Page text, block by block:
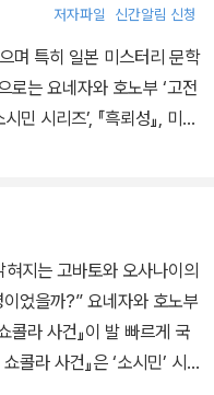
신
격 미스터리 대상 후보, 다
제63회 일본 추리작가협회상
올랐다. 판타지와 본격 미
’, ‘《주간분슌》 미스터리
초로 미스터리 3관왕을 달
이 년 연속 동일 부문 3관왕
미스터리 제왕임을 공고히
저자파일 신간알림 신청
며 특히 일본 미스터리 문학
로는 요네자와 호노부 ‘고전
민 시리즈’, 『흑뢰성』, 미나
지는 고바토와 오사나이의
라 사건』이 발 빠르게 국
콜라 사건』은 ‘소시민’ 시리